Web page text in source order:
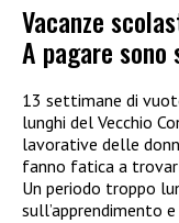
Vacanze
A pagare
13 settimane di
lunghi del Vecchio
lavorative delle
fanno fatica a
Un periodo troppo
sull’apprendimento